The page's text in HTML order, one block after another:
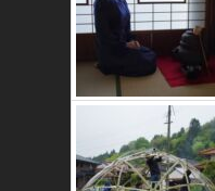
かたゑ庵築100年
の古民家